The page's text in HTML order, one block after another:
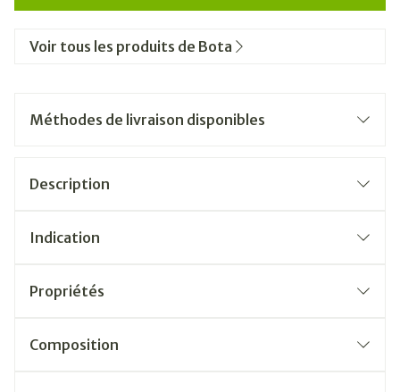
Voir tous les produits de Bota
Méthodes de livraison disponibles
Description
Indication
Propriétés
Composition